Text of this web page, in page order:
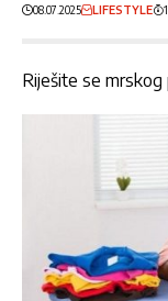
08.07.2025 LIFESTYLE
Riješite se mrskog